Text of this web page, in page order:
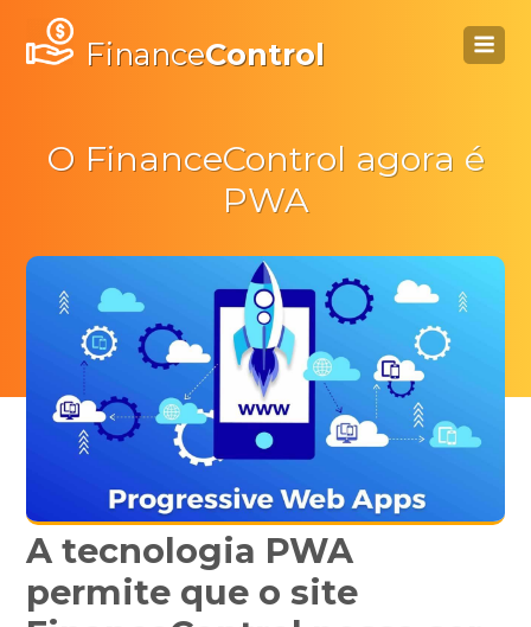
FinanceControl
O FinanceControl agora é
PWA
A tecnologia PWA
permite que o site